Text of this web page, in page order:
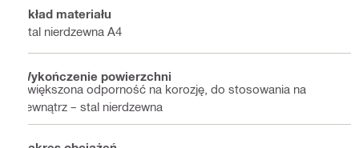
Skład materiału
Stal nierdzewna A4
Wykończenie powierzchni
Zwiększona odporność na korozję, do stosowania na
zewnątrz – stal nierdzewna